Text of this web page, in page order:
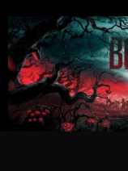
TO
CONTENT